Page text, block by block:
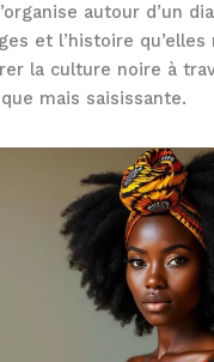
autour d’un
et l’histoire qu’elles
la culture noire à
mais saisissante.